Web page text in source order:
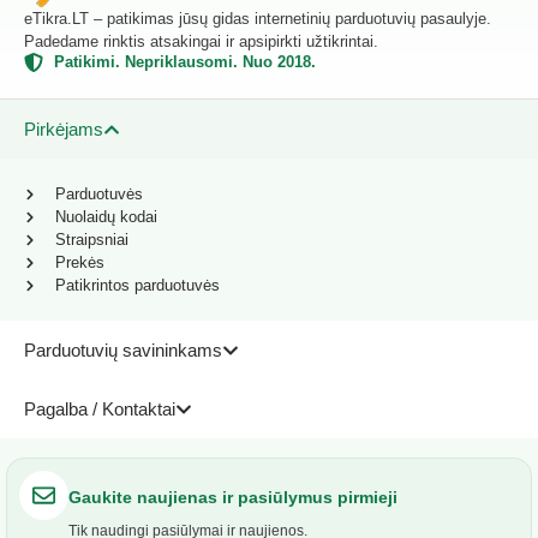
eTikra.LT – patikimas jūsų gidas internetinių parduotuvių pasaulyje.
Padedame rinktis atsakingai ir apsipirkti užtikrintai.
Patikimi. Nepriklausomi. Nuo 2018.
Pirkėjams
Parduotuvių savininkams
Pagalba / Kontaktai
Parduotuvės
Nuolaidų kodai
Straipsniai
Prekės
Patikrintos parduotuvės
Gaukite naujienas ir pasiūlymus pirmieji
Tik naudingi pasiūlymai ir naujienos.